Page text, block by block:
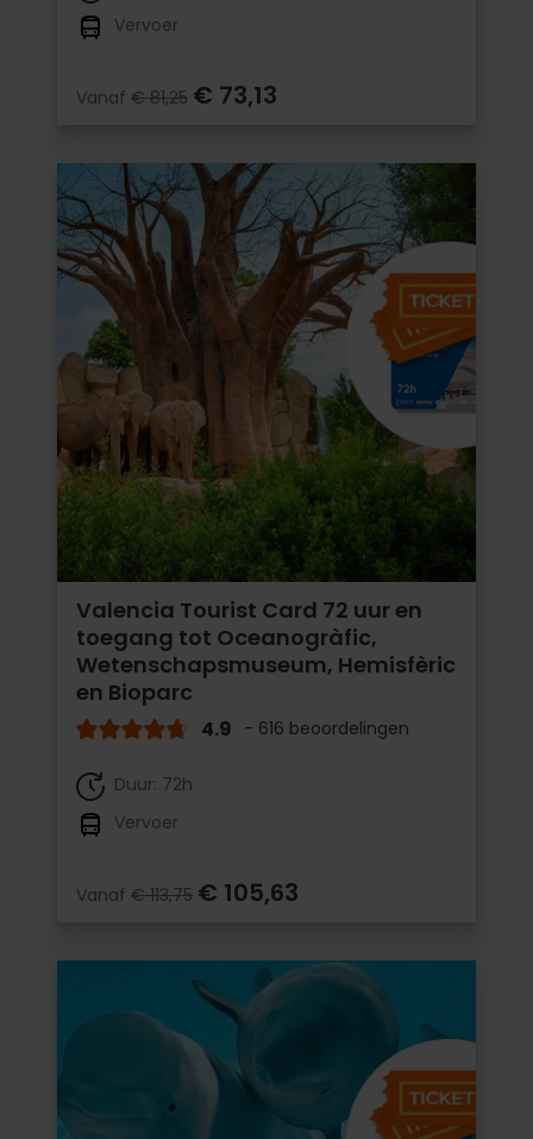
Vervoer
Vanaf € 81,25 € 73,13
Valencia Tourist Card 72 uur en
toegang tot Oceanogràfic,
Wetenschapsmuseum, Hemisfèric
en Bioparc
4.9 - 616 beoordelingen
Duur: 72h
Vervoer
Vanaf € 113,75 € 105,63